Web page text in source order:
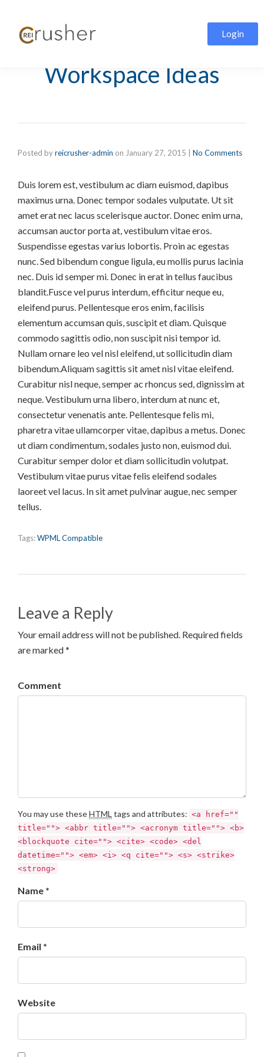
Login
Inspirational
Workspace Ideas
Posted byreicrusher-admin on January 27, 2015 No Comments
Duis lorem est, vestibulum ac diam euismod, dapibus
maximus urna. Donec tempor sodales vulputate. Ut sit
amet erat nec lacus scelerisque auctor. Donec enim urna,
accumsan auctor porta at, vestibulum vitae eros.
Suspendisse egestas varius lobortis. Proin ac egestas
nunc. Sed bibendum congue ligula, eu mollis purus lacinia
nec. Duis id semper mi. Donec in erat in tellus faucibus
blandit.Fusce vel purus interdum, efficitur neque eu,
eleifend purus. Pellentesque eros enim, facilisis
elementum accumsan quis, suscipit et diam. Quisque
commodo sagittis odio, non suscipit nisi tempor id.
Nullam ornare leo vel nisl eleifend, ut sollicitudin diam
bibendum.Aliquam sagittis sit amet nisl vitae eleifend.
Curabitur nisl neque, semper ac rhoncus sed, dignissim at
neque. Vestibulum urna libero, interdum at nunc et,
consectetur venenatis ante. Pellentesque felis mi,
pharetra vitae ullamcorper vitae, dapibus a metus. Donec
ut diam condimentum, sodales justo non, euismod dui.
Curabitur semper dolor et diam sollicitudin volutpat.
Vestibulum vitae purus vitae felis eleifend sodales
laoreet vel lacus. In sit amet pulvinar augue, nec semper
tellus.
Tags:WPML Compatible
Leave a Reply
Your email address will not be published. Required fields
are marked *
Comment
You may use theseHTML tags and attributes: <a href=""
title=""> <abbr title=""> <acronym title=""> <b>
<blockquote cite=""> <cite> <code> <del
datetime=""> <em> <i> <q cite=""> <s> <strike>
<strong>
Name *
Email *
Website